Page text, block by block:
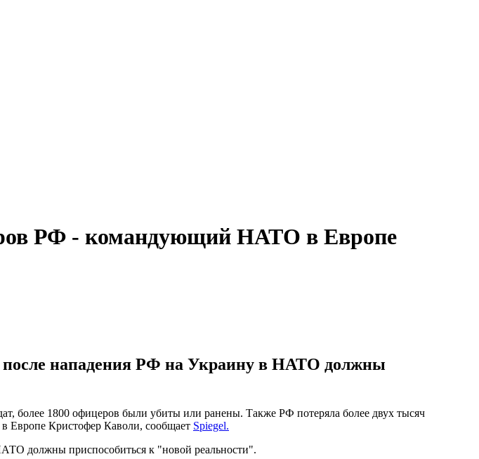
РФ - командующий НАТО в Европе
нападения РФ на Украину в НАТО должны
более 1800 офицеров были убиты или ранены. Также РФ потеряла более двух тысяч
Европе Кристофер Каволи, сообщает Spiegel.
должны приспособиться к "новой реальности".